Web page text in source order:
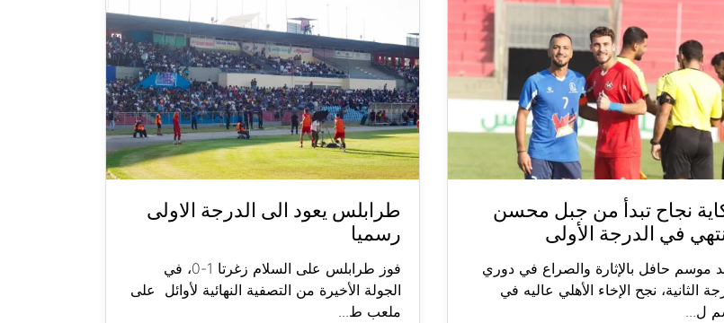
نجاح تبدأ من جبل محسن
في الدرجة الأولى
موسم حافل بالإثارة والصراع في دوري
الثانية، نجح الإخاء الأهلي عاليه في
ل...
طرابلس يعود الى الدرجة الاولى
رسميا
فوز طرابلس على السلام زغرتا 1-0، في
الجولة الأخيرة من التصفية النهائية لأوائل على
ملعب ط...